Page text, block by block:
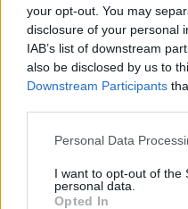
your opt-out. You may
disclosure of your personal
IAB’s list of downstream
also be disclosed by us to
Downstream Participants
Personal Data
I want to opt-out of the
personal data.
Opted In
spowodowanym
uczuciami i
społeczeństwem.
Goethego stała się
bohatera
romantycznego